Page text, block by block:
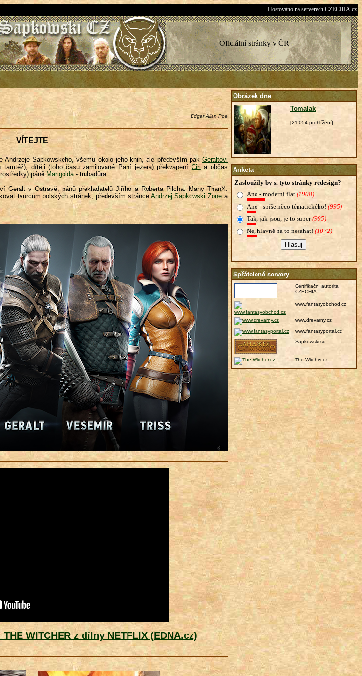
Hostováno na serverech CZECHIA.cz
Oficiální stránky v ČR
Edgar Allan Poe
VÍTEJTE
Andrzeje Sapkowskeho, všemu okolo jeho knih, ale především pakGeraltovi
dítěti (toho času zamilované Paní jezera) překvapeníCiria občas
páněMarigolda- trubadůra.
Geralt v Ostravě, pánů překladatelů Jiřího a Roberta Pilcha. Many ThanX.
tvůrcům polských stránek, především stránce Andrzej Sapkowski Zone a
WITCHER z dílny NETFLIX (EDNA.cz)
Obrázek dne
Tomalak
[21 054 prohlížení]
Anketa
Zasloužily by si tyto stránky redesign?
Ano - moderní flat (1908)
Ano - spíše něco tématického! (995)
Tak, jak jsou, je to super (995)
Ne, hlavně na to nesahat! (1072)
Spřátelené servery
Certifikační autorita
CZECHIA.
www.fantasyobchod.cz
www.drevarny.cz
www.fantasyportal.cz
Sapkowski.su
The-Witcher.cz